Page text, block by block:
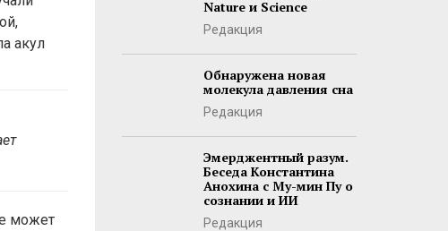
акул
может
Nature и Science
Редакция
Обнаружена новая
молекула давления сна
Редакция
Эмерджентный разум.
Беседа Константина
Анохина с Му-мин Пу о
сознании и ИИ
Редакция